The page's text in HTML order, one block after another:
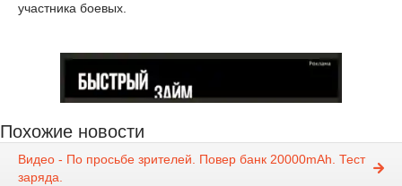
участника боевых.
Похожие новости
Видео - По просьбе зрителей. Повер банк 20000mAh. Тест
заряда.